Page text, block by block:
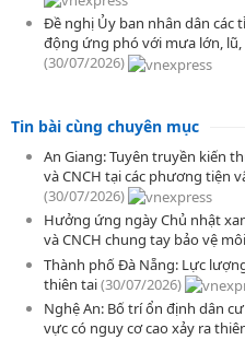
Đề nghị Ủy ban nhân dân các
động ứng phó với mưa lớn,
(30/07/2026)
Tin bài cùng chuyên mục
An Giang: Tuyên truyền kiến
và CNCH tại các phương tiện
(30/07/2026)
Hưởng ứng ngày Chủ nhật
và CNCH chung tay bảo vệ
Thành phố Đà Nẵng: Lực
thiên tai(30/07/2026)
Nghệ An: Bố trí ổn định dân
vực có nguy cơ cao xảy ra